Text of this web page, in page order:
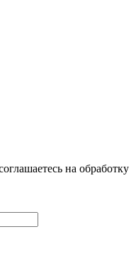
на обработку